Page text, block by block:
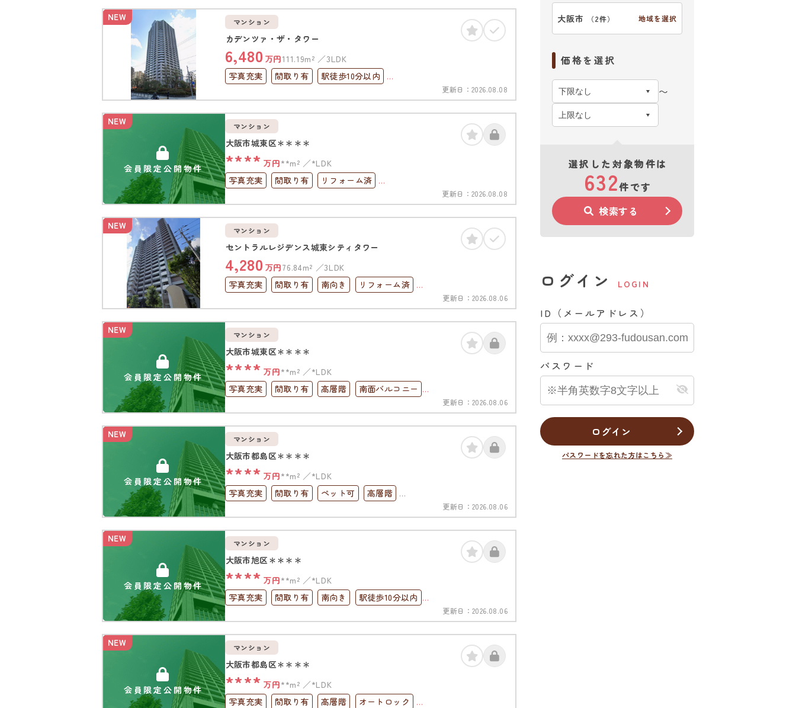
NEW マンション
カデンツァ・ザ・タワー
6,480 万円111.19m²
3LDK
写真充実
間取り有
駅徒歩10分以内
ペット可
高層階
南面バルコニー
オートロック
更新日： 2026.08.08
会員限定公開物件
NEW マンション
大阪市城東区＊＊＊＊
**** 万円**m²
*LDK
写真充実
間取り有
リフォーム済
駅徒歩10分以内
高層階 上下水道完備
更新日： 2026.08.08
NEW マンション
セントラルレジデンス城東シティタワー
4,280 万円76.84m²
3LDK
写真充実
間取り有 南向き
リフォーム済
駅徒歩10分以内
高層階
オートロック
上下水道完備
更新日： 2026.08.06
会員限定公開物件
NEW マンション
大阪市城東区＊＊＊＊
**** 万円**m²
*LDK
写真充実
間取り有 高層階
南面バルコニー
オートロック
上下水道完備
更新日： 2026.08.06
会員限定公開物件
NEW マンション
大阪市都島区＊＊＊＊
**** 万円**m²
*LDK
写真充実
間取り有 ペット可
高層階
南面バルコニー
オートロック 上下水道完備
更新日： 2026.08.06
会員限定公開物件
NEW マンション
大阪市旭区＊＊＊＊
**** 万円**m²
*LDK
写真充実
間取り有 南向き
駅徒歩10分以内
高層階
南面バルコニー
オートロック
上下水道完備
更新日： 2026.08.06
会員限定公開物件
NEW マンション
大阪市都島区＊＊＊＊
**** 万円**m²
*LDK
写真充実
間取り有 高層階
オートロック
大阪市 （2件） 地域を選択
価格を選択
〜
選択した対象物件は
632件です
検索する
ログイン LOGIN
ID（メールアドレス）
パスワード
ログイン
パスワードを忘れた方はこちら≫